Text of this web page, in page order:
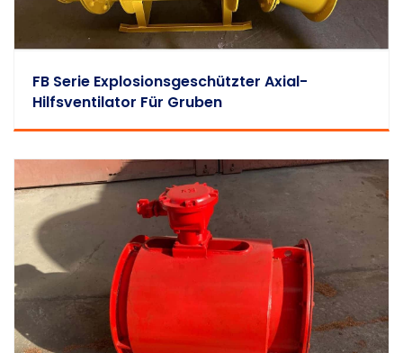
FB Serie Explosionsgeschützter Axial-
Hilfsventilator Für Gruben